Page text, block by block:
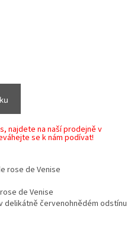
najdete na naší prodejně v
se k nám podívat!
rose de Venise
de Venise
delikátně červenohnědém odstínu